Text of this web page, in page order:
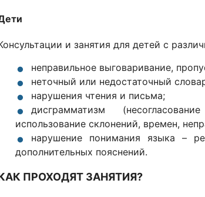
и занятия для детей с
неправильное выговаривание,
неточный или недостаточный
нарушения чтения и письма;
дисграмматизм
использование склонений, времен,
нарушение понимания языка –
дополнительных пояснений.
ПРОХОДЯТ ЗАНЯТИЯ?